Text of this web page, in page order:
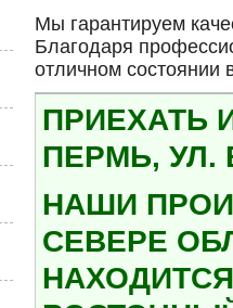
Мы гарантируем
Благодаря
отличном
ПРИЕХАТЬ
ПЕРМЬ, УЛ.
НАШИ
СЕВЕРЕ